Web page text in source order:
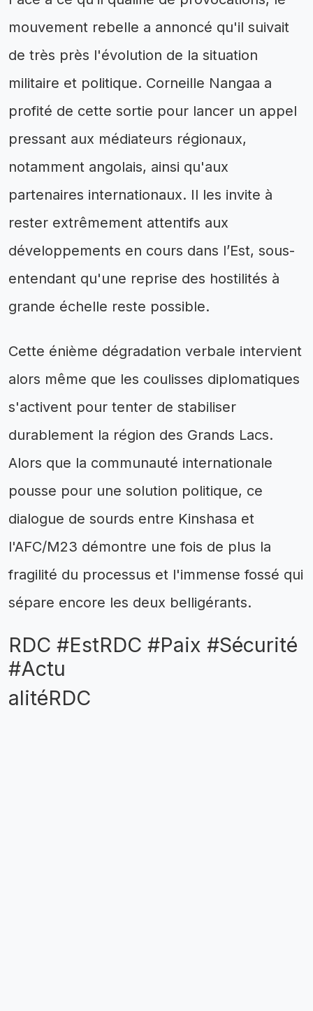
mouvement rebelle a annoncé qu'il suivait
de très près l'évolution de la situation
militaire et politique. Corneille Nangaa a
profité de cette sortie pour lancer un appel
pressant aux médiateurs régionaux,
notamment angolais, ainsi qu'aux
partenaires internationaux. Il les invite à
rester extrêmement attentifs aux
développements en cours dans l’Est, sous-
entendant qu'une reprise des hostilités à
grande échelle reste possible.
Cette énième dégradation verbale intervient
alors même que les coulisses diplomatiques
s'activent pour tenter de stabiliser
durablement la région des Grands Lacs.
Alors que la communauté internationale
pousse pour une solution politique, ce
dialogue de sourds entre Kinshasa et
l'AFC/M23 démontre une fois de plus la
fragilité du processus et l'immense fossé qui
sépare encore les deux belligérants.
RDC #EstRDC #Paix #Sécurité
#Actu
alitéRDC